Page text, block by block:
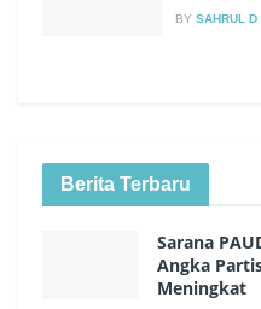
BY SAHRUL D
Berita Terbaru
Sarana
Angka
Meningkat